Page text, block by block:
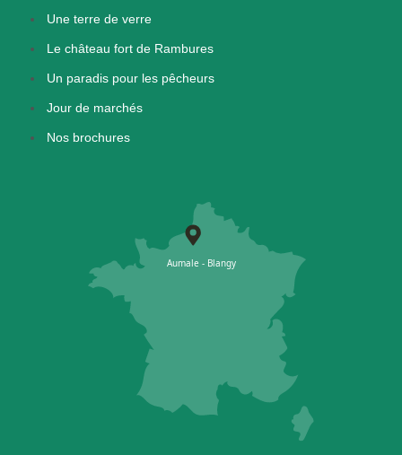
Une terre de verre
Le château fort de Rambures
Un paradis pour les pêcheurs
Jour de marchés
Nos brochures